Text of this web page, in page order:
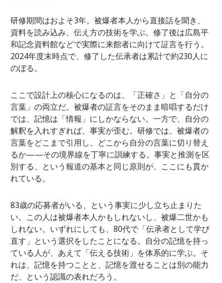
研修期間はおよそ3年。被爆者本人から直接話を聞き、
資料を読み込み、伝え方の技術を学ぶ。修了後は広島平
和記念資料館などで実際に来館者に向けて証言を行う。
2024年度末時点で、修了した伝承者は累計で約230人に
のぼる。
ここで設計上の核心になるのは、「正確さ」と「自分の
言葉」の両立だ。被爆者の証言をそのまま暗唱するだけ
では、記憶は「情報」にしかならない。一方で、自分の
解釈を入れすぎれば、事実が歪む。研修では、被爆者の
言葉をどこまで引用し、どこから自分の言葉に切り替え
るか——その境界線を丁寧に訓練する。事実と推測を区
別する、という報道の基本と同じ原則が、ここにも貫か
れている。
83歳の応募者がいる、という事実に少し立ち止まりた
い。この人は被爆者本人かもしれないし、被爆二世かも
しれない。いずれにしても、80代で「伝承者として学び
直す」という選択をしたことになる。自分の記憶を持っ
ている人が、あえて「伝える技術」を体系的に学ぶ。そ
れは、記憶を持つことと、記憶を渡せることは別の能力
だ、という認識の表れだろう。